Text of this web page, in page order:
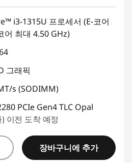
i3-1315U 프로세서 (E-코어
어 최대 4.50 GHz)
그래픽
s (SODIMM)
PCIe Gen4 TLC Opal
이전 도착 예정
장바구니에 추가